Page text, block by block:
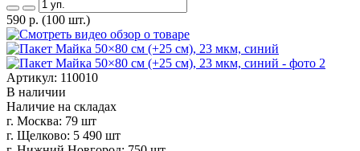
590 р. (100 шт.)
Артикул: 110010
В наличии
Наличие на складах
г. Москва: 79 шт
г. Щелково: 5 490 шт